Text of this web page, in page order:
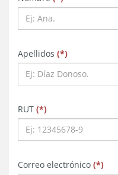
Apellidos (obligatorio
*obligatorio
)obligatorio
RUT (obligatorio
*obligatorio
)obligatorio
Correo electrónico (*)